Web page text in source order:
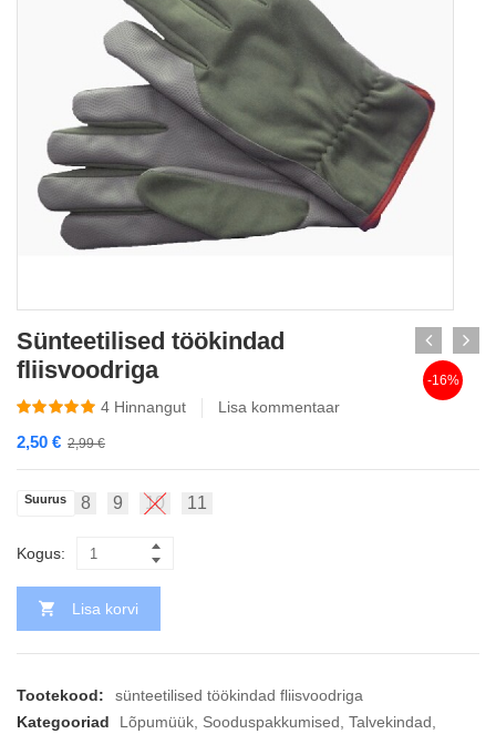
Sünteetilised töökindad
fliisvoodriga
4 Hinnangut Lisa kommentaar
2,99€
2,50 €
-16%
Suurus 8 9 10 11
Kogus:
Lisa korvi
Tootekood:
sünteetilised töökindad fliisvoodriga
Kategooriad
Lõpumüük Sooduspakkumised Talvekindad